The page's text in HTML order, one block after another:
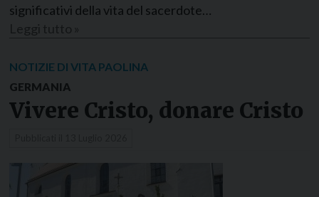
significativi della vita del sacerdote…
NOTIZIE DI VITA PAOLINA
GERMANIA
Vivere Cristo, donare Cristo